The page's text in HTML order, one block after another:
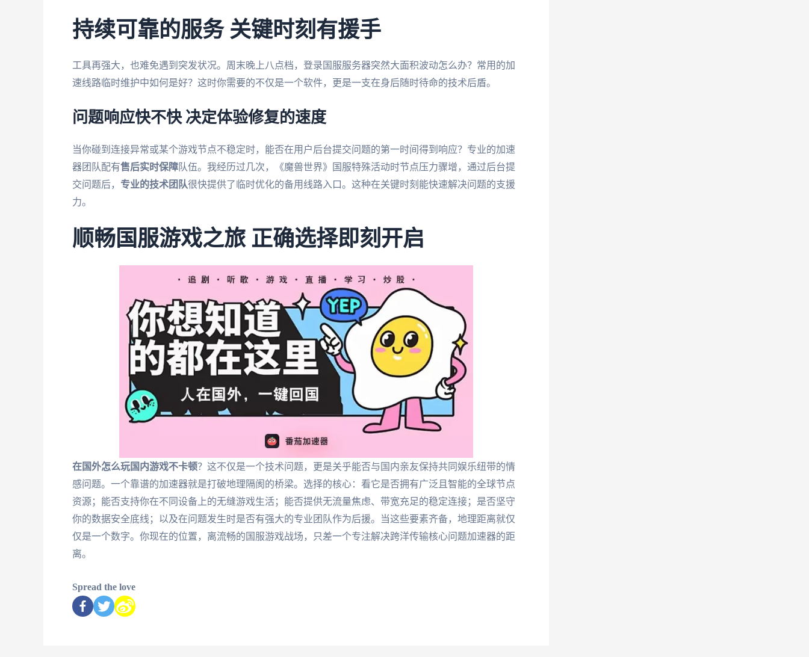
持续可靠的服务 关键时刻有援手
工具再强大，也难免遇到突发状况。周末晚上八点档，登录国服服务器突然大面积波动怎么办？常用的加
速线路临时维护中如何是好？这时你需要的不仅是一个软件，更是一支在身后随时待命的技术后盾。
问题响应快不快 决定体验修复的速度
当你碰到连接异常或某个游戏节点不稳定时，能否在用户后台提交问题的第一时间得到响应？专业的加速
器团队配有售后实时保障队伍。我经历过几次，《魔兽世界》国服特殊活动时节点压力骤增，通过后台提
交问题后， 专业的技术团队很快提供了临时优化的备用线路入口。这种在关键时刻能快速解决问题的支援
力。
顺畅国服游戏之旅 正确选择即刻开启
在国外怎么玩国内游戏不卡顿？这不仅是一个技术问题，更是关乎能否与国内亲友保持共同娱乐纽带的情
感问题。一个靠谱的加速器就是打破地理隔阂的桥梁。选择的核心：看它是否拥有广泛且智能的全球节点
资源；能否支持你在不同设备上的无缝游戏生活；能否提供无流量焦虑、带宽充足的稳定连接；是否坚守
你的数据安全底线；以及在问题发生时是否有强大的专业团队作为后援。当这些要素齐备，地理距离就仅
仅是一个数字。你现在的位置，离流畅的国服游戏战场，只差一个专注解决跨洋传输核心问题加速器的距
离。
Spread the love